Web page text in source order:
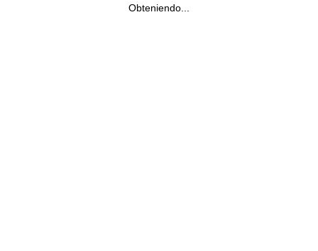
Obteniendo...